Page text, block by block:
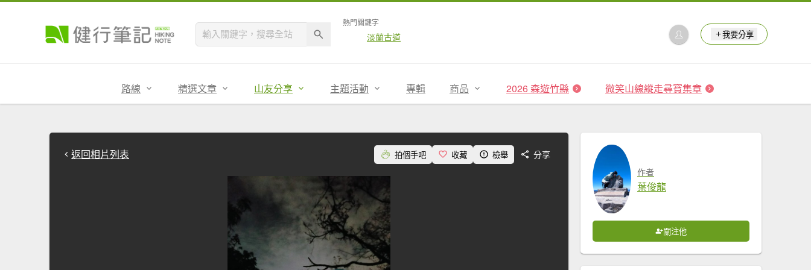
熱門關鍵字
淡蘭古道 我要分享
路線 精選文章 山友分享 主題活動 專輯 商品 2026 森遊竹縣 微笑山線縱走尋寶集章
返回相片列表 拍個手吧 收藏 檢舉
分享
作者
葉俊龍
關注他